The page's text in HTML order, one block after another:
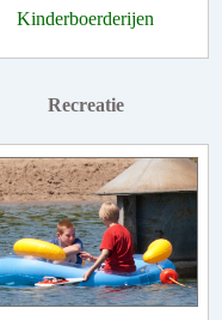
Kinderboerderijen
Recreatie